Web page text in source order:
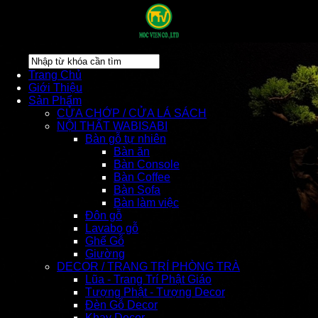
Trang Chủ
Giới Thiệu
Sản Phẩm
CỬA CHỚP / CỬA LÁ SÁCH
NỘI THẤT WABISABI
Bàn gỗ tự nhiên
Bàn ăn
Bàn Console
Bàn Coffee
Bàn Sofa
Bàn làm việc
Đôn gỗ
Lavabo gỗ
Ghế Gỗ
Giường
DECOR / TRANG TRÍ PHÒNG TRÀ
Lũa - Trang Trí Phật Giáo
Tượng Phật - Tượng Decor
Đèn Gỗ Decor